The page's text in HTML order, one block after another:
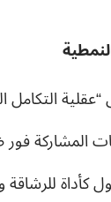
التكامل
المشاركة
كأداة للرشاقة